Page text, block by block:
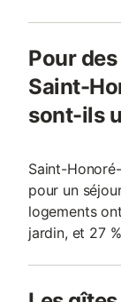
Pour
Saint-
sont-ils
Saint-
pour un
logements
jardin, et 27